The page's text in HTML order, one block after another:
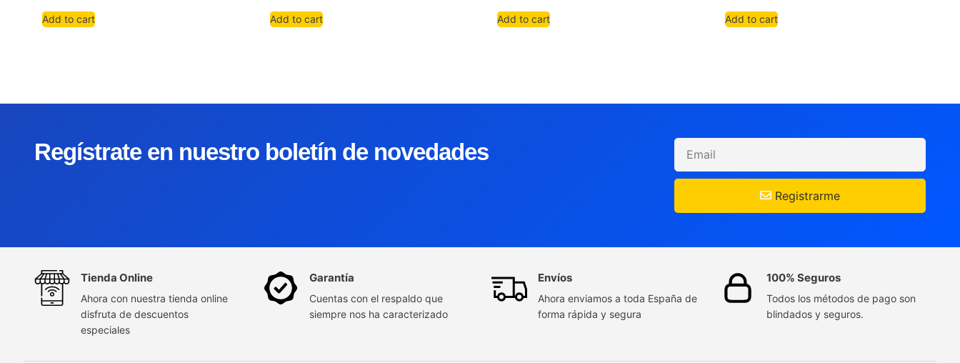
Add to cart Add to cart Add to cart Add to cart
Regístrate en nuestro boletín de novedades
Registrarme
Tienda Online
Ahora con nuestra tienda online
disfruta de descuentos
especiales
Garantía
Cuentas con el respaldo que
siempre nos ha caracterizado
Envíos
Ahora enviamos a toda España de
forma rápida y segura
100% Seguros
Todos los métodos de pago son
blindados y seguros.